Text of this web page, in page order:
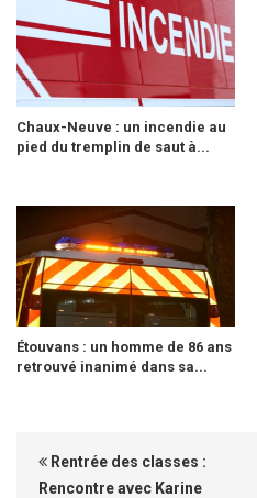
Chaux-Neuve : un incendie au
pied du tremplin de saut à...
Étouvans : un homme de 86 ans
retrouvé inanimé dans sa...
Rentrée des classes :
Rencontre avec Karine